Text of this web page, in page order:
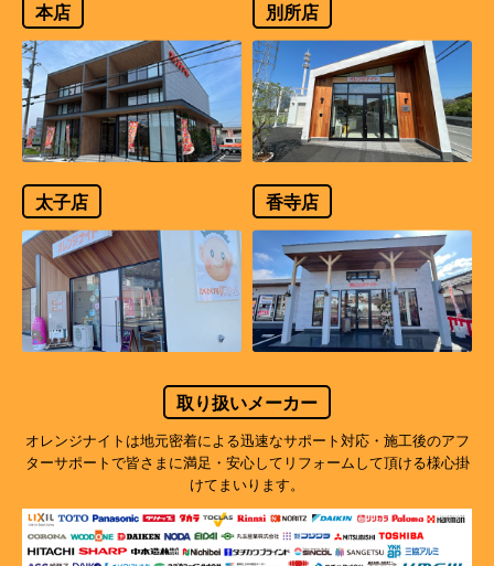
本店 別所店
太子店 香寺店
取り扱いメーカー
オレンジナイトは地元密着による迅速なサポート対応・施工後のアフ
ターサポートで皆さまに満足・安心してリフォームして頂ける様心掛
けてまいります。